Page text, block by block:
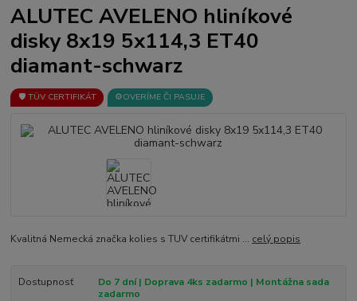
ALUTEC AVELENO hliníkové
disky 8x19 5x114,3 ET40
diamant-schwarz
🛡️ TÜV CERTIFIKÁT ⚙️OVERÍME ČI PASUJE
Kvalitná Nemecká značka kolies s TUV certifikátmi ... celý popis
Dostupnosť
Do 7 dní | Doprava 4ks zadarmo | Montážna sada
zadarmo